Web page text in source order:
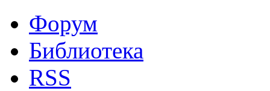
Форум
Библиотека
RSS